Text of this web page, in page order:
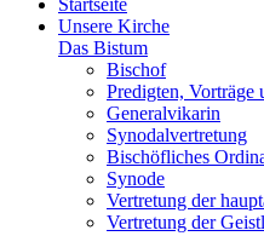
Startseite
Unsere Kirche
Das Bistum
Bischof
Predigten, Vorträge
Generalvikarin
Synodalvertretung
Bischöfliches
Synode
Vertretung der
Vertretung der